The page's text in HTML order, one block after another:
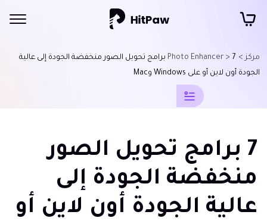
مركز > Photo Enhancer > 7 برامج تحويل الصور منخفضة الجودة إلى عالية
الجودة أون لاين أو على Windows وMac نصائح
لطمس
الصور
الاصطناعي
تقنيات
التمويه
7 برامج تحويل الصور
منخفضة الجودة إلى
عالية الجودة أون لاين أو